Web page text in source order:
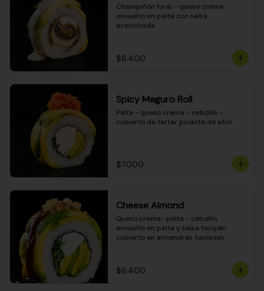
Champiñón furai - queso crema
envuelto en palta con salsa
acevichada
$6.400
Spicy Maguro Roll
Palta - queso crema - cebollín -
cubierto de tartar picante de atún
$7.000
Cheese Almond
Queso crema- palta - cebollín
envuelto en palta y salsa teriyaki
cubierto en almendras tostadas
$6.400